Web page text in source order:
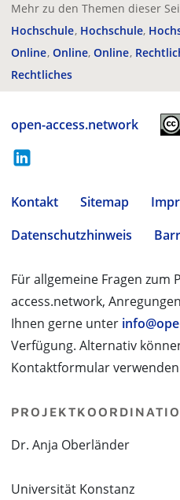
Mehr zu den Themen dieser
Hochschule Hochschule
Online Online Online
Rechtliches
open-access.network
Kontakt Sitemap
Datenschutzhinweis
Für allgemeine Fragen zum
access.network,
Ihnen gerne unter
Verfügung. Alternativ
Kontaktformular
Dr. Anja Oberländer
Universität Konstanz